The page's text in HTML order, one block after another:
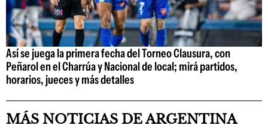
Así se juega la primera fecha del Torneo Clausura, con
Peñarol en el Charrúa y Nacional de local; mirá partidos,
horarios, jueces y más detalles
MÁS NOTICIAS DE ARGENTINA